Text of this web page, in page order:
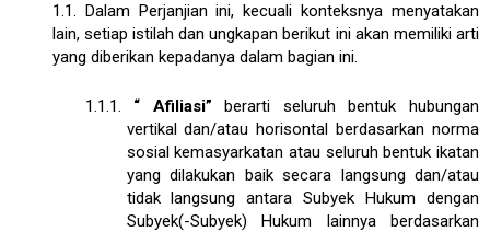
1.1. Dalam Perjanjian ini, kecuali konteksnya menyatakan
lain, setiap istilah dan ungkapan berikut ini akan memiliki arti
yang diberikan kepadanya dalam bagian ini.
1.1.1. “ Afiliasi” berarti seluruh bentuk hubungan
vertikal dan/atau horisontal berdasarkan norma
sosial kemasyarkatan atau seluruh bentuk ikatan
yang dilakukan baik secara langsung dan/atau
tidak langsung antara Subyek Hukum dengan
Subyek(-Subyek) Hukum lainnya berdasarkan